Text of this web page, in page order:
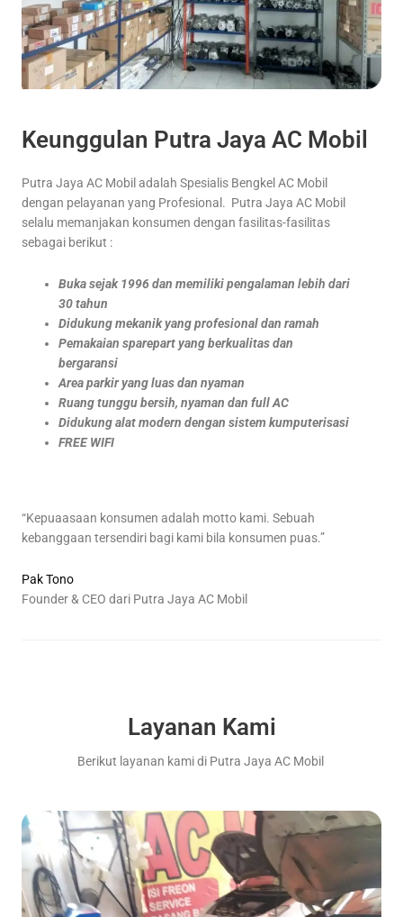
Keunggulan Putra Jaya AC Mobil
Putra Jaya AC Mobil adalah Spesialis Bengkel AC Mobil
dengan pelayanan yang Profesional. Putra Jaya AC Mobil
selalu memanjakan konsumen dengan fasilitas-fasilitas
sebagai berikut :
Buka sejak 1996 dan memiliki pengalaman lebih dari
30 tahun
Didukung mekanik yang profesional dan ramah
Pemakaian sparepart yang berkualitas dan
bergaransi
Area parkir yang luas dan nyaman
Ruang tunggu bersih, nyaman dan full AC
Didukung alat modern dengan sistem kumputerisasi
FREE WIFI
“Kepuaasaan konsumen adalah motto kami. Sebuah
kebanggaan tersendiri bagi kami bila konsumen puas.”
Pak Tono
Founder & CEO dari Putra Jaya AC Mobil
Layanan Kami
Berikut layanan kami di Putra Jaya AC Mobil